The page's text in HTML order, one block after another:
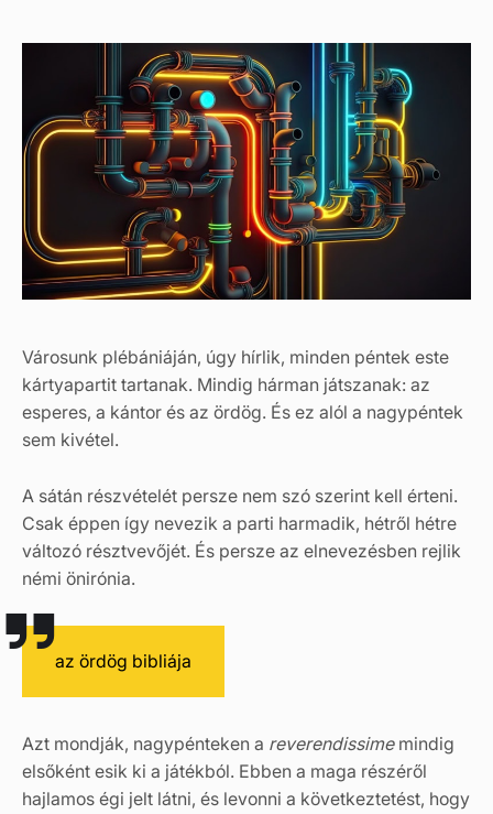
Városunk plébániáján, úgy hírlik, minden péntek este
kártyapartit tartanak. Mindig hárman játszanak: az
esperes, a kántor és az ördög. És ez alól a nagypéntek
sem kivétel.
A sátán részvételét persze nem szó szerint kell érteni.
Csak éppen így nevezik a parti harmadik, hétről hétre
változó résztvevőjét. És persze az elnevezésben rejlik
némi önirónia.
az ördög bibliája
Azt mondják, nagypénteken a reverendissimemindig
elsőként esik ki a játékból. Ebben a maga részéről
hajlamos égi jelt látni, és levonni a következtetést, hogy